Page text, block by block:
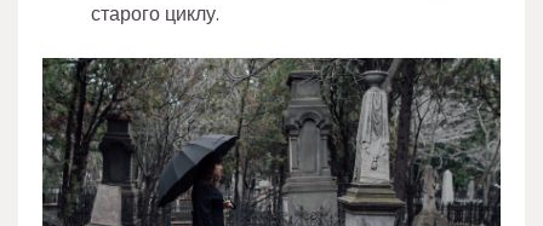
старого циклу.